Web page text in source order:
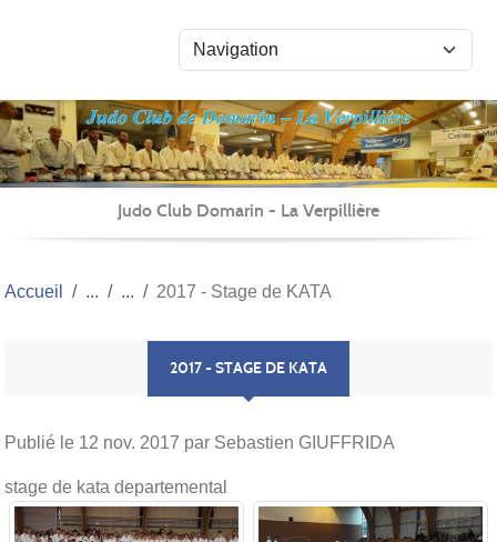
Judo Club Domarin - La Verpillière
Accueil 2017 - Stage de KATA
2017 - STAGE DE KATA
Publié le 12 nov. 2017 par Sebastien GIUFFRIDA
stage de kata departemental